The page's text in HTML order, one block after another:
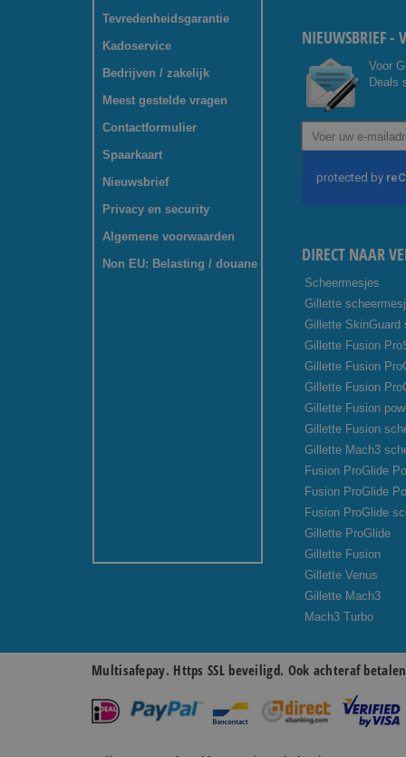
Tevredenheidsgarantie
Kadoservice
Bedrijven / zakelijk
Meest gestelde vragen
Contactformulier
Spaarkaart
Nieuwsbrief
Privacy en security
Algemene voorwaarden
Non EU: Belasting / douane
NIEUWSBRIEF -
Voor
Deals
Abonneer
onze
DIRECT NAAR
Scheermesjes
Gillette
Gillette SkinGuard
Gillette Fusion
Gillette Fusion
Gillette Fusion
Gillette Fusion
Gillette Fusion
Gillette Mach3
Fusion ProGlide
Fusion ProGlide
Fusion ProGlide
Gillette ProGlide
Gillette Fusion
Gillette Venus
Gillette Mach3
Mach3 Turbo
Multisafepay. Https SSL beveiligd. Ook achteraf